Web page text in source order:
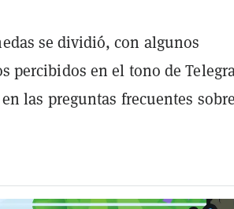
se dividió, con algunos
percibidos en el tono de
las preguntas frecuentes